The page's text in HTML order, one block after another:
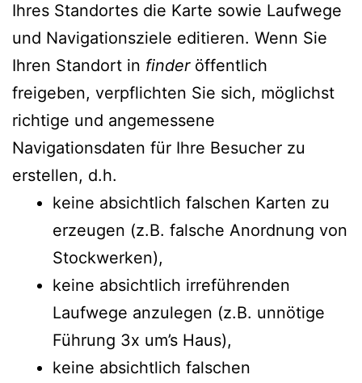
Ihres Standortes die Karte sowie Laufwege
und Navigationsziele editieren. Wenn Sie
Ihren Standort in finderöffentlich
freigeben, verpflichten Sie sich, möglichst
richtige und angemessene
Navigationsdaten für Ihre Besucher zu
erstellen, d.h.
keine absichtlich falschen Karten zu
erzeugen (z.B. falsche Anordnung von
Stockwerken),
keine absichtlich irreführenden
Laufwege anzulegen (z.B. unnötige
Führung 3x um’s Haus),
keine absichtlich falschen